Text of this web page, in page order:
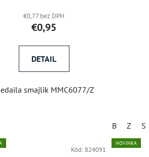
€0,77 bez DPH
€0,95
DETAIL
smajlik MMC6077/Z
B Z S
Kód: 824091
NOVINKA